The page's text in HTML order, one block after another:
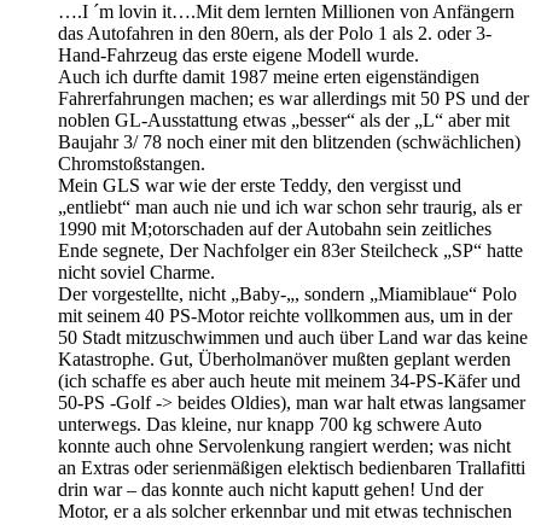
….I ´m lovin it….Mit dem lernten Millionen von Anfängern
das Autofahren in den 80ern, als der Polo 1 als 2. oder 3-
Hand-Fahrzeug das erste eigene Modell wurde.
Auch ich durfte damit 1987 meine erten eigenständigen
Fahrerfahrungen machen; es war allerdings mit 50 PS und der
noblen GL-Ausstattung etwas „besser“ als der „L“ aber mit
Baujahr 3/ 78 noch einer mit den blitzenden (schwächlichen)
Chromstoßstangen.
Mein GLS war wie der erste Teddy, den vergisst und
„entliebt“ man auch nie und ich war schon sehr traurig, als er
1990 mit M;otorschaden auf der Autobahn sein zeitliches
Ende segnete, Der Nachfolger ein 83er Steilcheck „SP“ hatte
nicht soviel Charme.
Der vorgestellte, nicht „Baby-„, sondern „Miamiblaue“ Polo
mit seinem 40 PS-Motor reichte vollkommen aus, um in der
50 Stadt mitzuschwimmen und auch über Land war das keine
Katastrophe. Gut, Überholmanöver mußten geplant werden
(ich schaffe es aber auch heute mit meinem 34-PS-Käfer und
50-PS -Golf -> beides Oldies), man war halt etwas langsamer
unterwegs. Das kleine, nur knapp 700 kg schwere Auto
konnte auch ohne Servolenkung rangiert werden; was nicht
an Extras oder serienmäßigen elektisch bedienbaren Trallafitti
drin war – das konnte auch nicht kaputt gehen! Und der
Motor, er a als solcher erkennbar und mit etwas technischen